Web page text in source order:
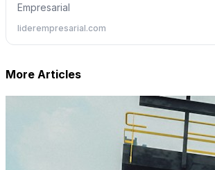
Empresarial
liderempresarial.com
More Articles